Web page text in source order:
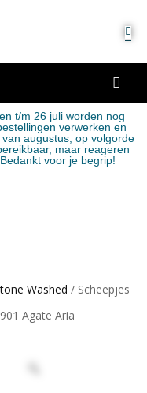
t/m 26 juli worden nog
verwerken en
augustus, op volgorde
maar reageren
voor je begrip!
Washed / Scheepjes
Agate Aria